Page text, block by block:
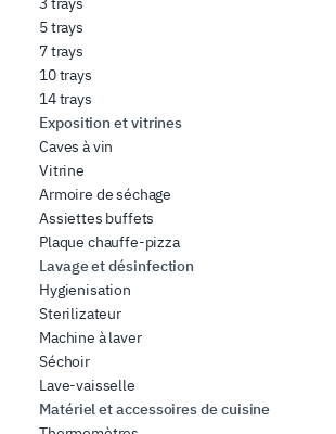
5 trays
7 trays
10 trays
14 trays
Exposition et vitrines
Caves à vin
Vitrine
Armoire de séchage
Assiettes buffets
Plaque chauffe-pizza
Lavage et désinfection
Hygienisation
Sterilizateur
Machine à laver
Séchoir
Lave-vaisselle
Matériel et accessoires de cuisine